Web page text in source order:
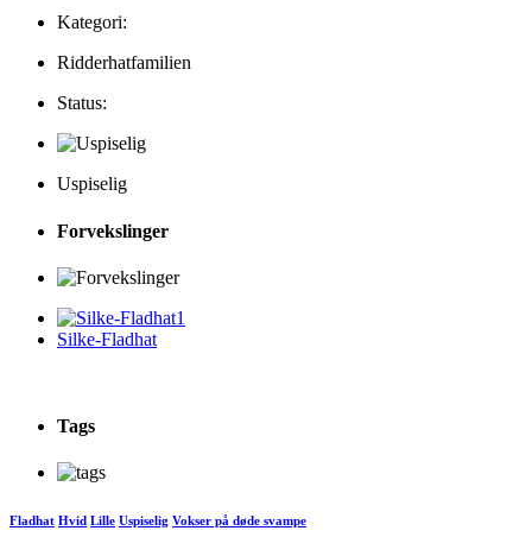
Kategori:
Ridderhatfamilien
Status:
Uspiselig
Forvekslinger
Silke-Fladhat
Tags
Fladhat Hvid Lille Uspiselig Vokser på døde svampe